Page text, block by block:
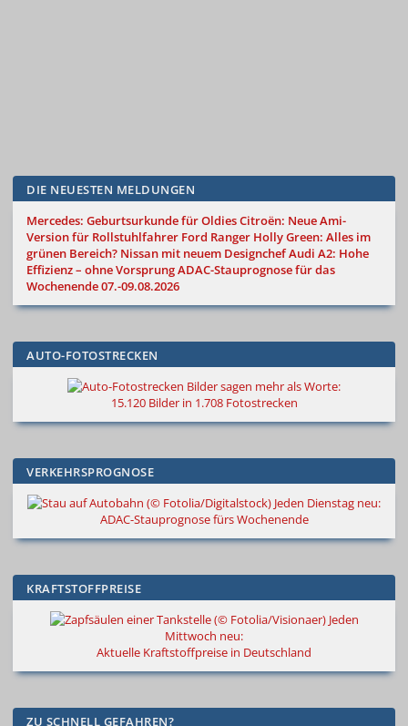
DIE NEUESTEN MELDUNGEN
Mercedes: Geburtsurkunde für OldiesCitroën: Neue Ami-
Version für Rollstuhlfahrer Ford Ranger Holly Green: Alles im
grünen Bereich? Nissan mit neuem DesignchefAudi A2: Hohe
Effizienz – ohne VorsprungADAC-Stauprognose für das
Wochenende 07.-09.08.2026
AUTO-FOTOSTRECKEN
Bilder sagen mehr als Worte:
15.120 Bilder in 1.708 Fotostrecken
VERKEHRSPROGNOSE
Jeden Dienstag neu:
ADAC-Stauprognose fürs Wochenende
KRAFTSTOFFPREISE
Jeden
Mittwoch neu:
Aktuelle Kraftstoffpreise in Deutschland
ZU SCHNELL GEFAHREN?